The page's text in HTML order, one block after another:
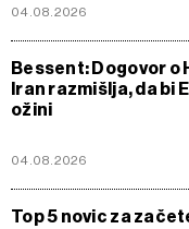
04.08.2026
Bessent: Dogovor o
Iran razmišlja, da bi
ožini
04.08.2026
Top 5 novic za